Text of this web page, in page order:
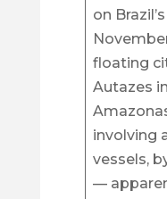
on
floating
Autazes
involving
vessels,
—